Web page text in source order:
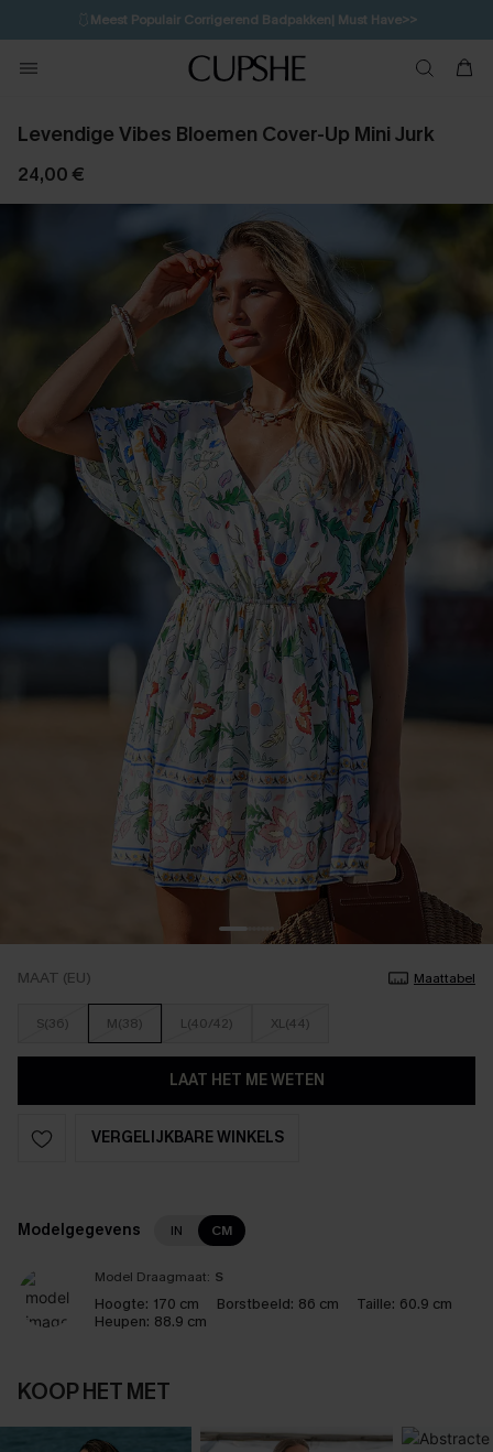
🩱Meest Populair Corrigerend Badpakken| Must Have>>
💌Abonneer je & ontvang tot 15% korting>>
Koop 3, krijg 15% korting | CODE: SW15 1D:13H:10M:16S
Levendige Vibes Bloemen Cover-Up Mini Jurk
24,00 €
MAAT (EU) Maattabel
S(36) M(38) L(40/42) XL(44)
LAAT HET ME WETEN
VERGELIJKBARE WINKELS
Modelgegevens IN CM
Model Draagmaat: S
Hoogte: 170 cm Borstbeeld: 86 cm Taille: 60.9 cm
Heupen: 88.9 cm
KOOP HET MET